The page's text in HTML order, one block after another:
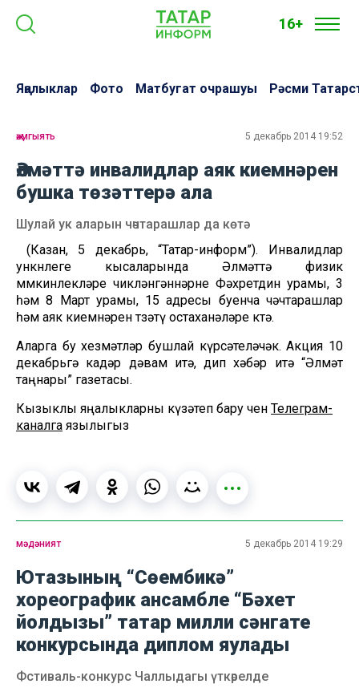
16+
Яңалыклар Фото Матбугат очрашуы Рәсми
җәмгыять 5 декабрь 2014 19:52
Әлмәттә инвалидлар аяк киемнәрен
бушка төзәттерә ала
Шулай ук аларын чәчтарашлар да көтә
(Казан, 5 декабрь, “Татар-информ”). Инвалидлар
ункөнлеге кысаларында Әлмәттә физик
мөмкинлекләре чикләнгәннәрне Фәхретдин урамы, 3
һәм 8 Март урамы, 15 адресы буенча чәчтарашлар
һәм аяк киемнәрен төзәтү остаханәләре көтә.
Аларга бу хезмәтләр бушлай күрсәтеләчәк. Акция 10
декабрьгә кадәр дәвам итә, дип хәбәр итә “Әлмәт
таңнары” газетасы.
Кызыклы яңалыкларны күзәтеп бару өчен Телеграм-
каналга язылыгыз
мәдәният 5 декабрь 2014 19:29
Ютазының “Сөембикә”
хореографик ансамбле “Бәхет
йолдызы” татар милли сәнгате
конкурсында диплом яулады
Фстиваль-конкурс Чаллыдагы үткәрелде